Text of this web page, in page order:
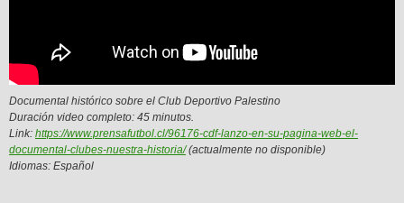
Documental histórico sobre el Club Deportivo Palestino
Duración video completo: 45 minutos.
Link: https://www.prensafutbol.cl/96176-cdf-lanzo-en-su-pagina-web-el-
documental-clubes-nuestra-historia/(actualmente no disponible)
Idiomas: Español